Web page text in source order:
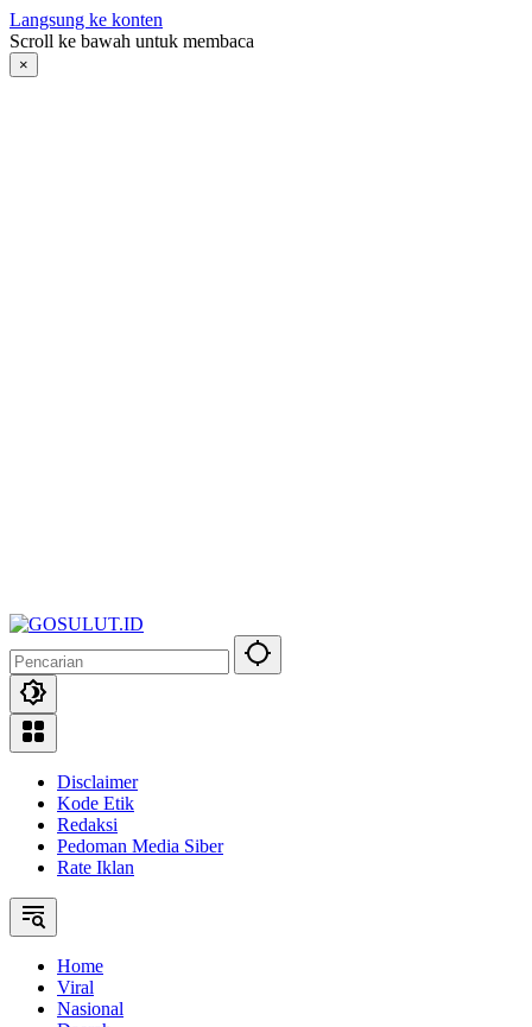
Langsung ke konten
Scroll ke bawah untuk membaca
×
Disclaimer
Kode Etik
Redaksi
Pedoman Media Siber
Rate Iklan
Home
Viral
Nasional